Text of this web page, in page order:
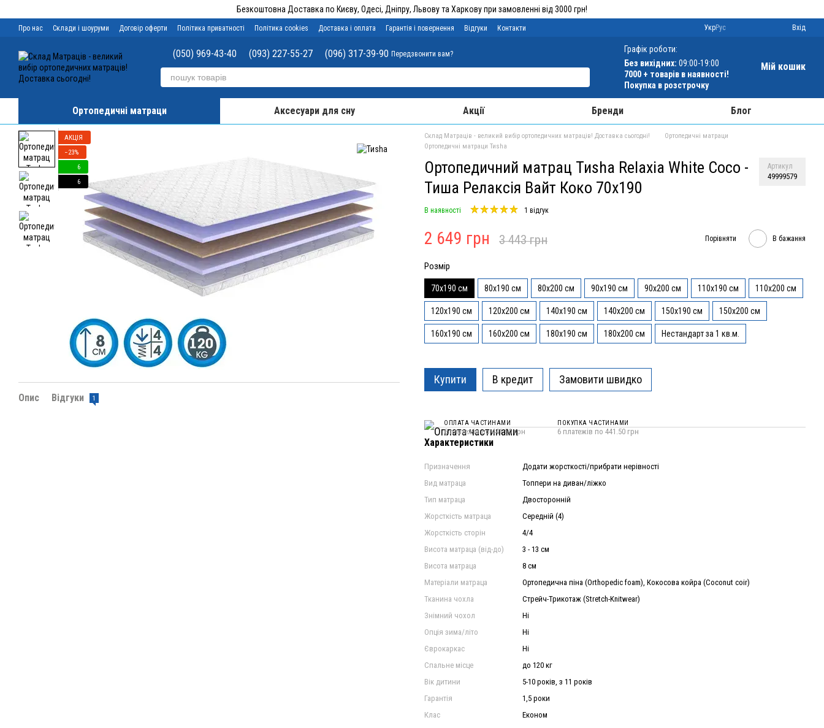
Безкоштовна Доставка по Києву, Одесі, Дніпру, Львову та Харкову при замовленні від 3000 грн!
Про нас Склади і шоуруми Договір оферти Політика приватності Політика cookies Доставка і оплата Гарантія і повернення Відгуки Контакти УкрРус Вхід
(050) 969-43-40 (093) 227-55-27 (096) 317-39-90 Передзвонити вам?
Графік роботи:
Без вихідних: 09:00-19:00
7000 + товарів в наявності!
Покупка в розстрочку
Мій кошик
Ортопедичні матраци Аксесуари для сну Акції Бренди Блог
АКЦІЯ
−23%
6
6
Опис Відгуки 1
Склад Матраців - великий вибір ортопедичних матраців! Доставка сьогодні!
Ортопедичні матраци
Ортопедичні матраци Тиshа
Ортопедичний матрац Тиshа Relaxia White Coco -
Тиша Релаксія Вайт Коко 70x190
Артикул
49999579
В наявності 1 відгук
2 649 грн 3 443 грн Порівняти В бажання
Розмір
70x190 см 80x190 см 80x200 см 90x190 см 90x200 см 110x190 см 110х200 см
120x190 см 120x200 см 140x190 см 140x200 см 150x190 см 150x200 см
160x190 см 160x200 см 180x190 см 180x200 см Нестандарт за 1 кв.м.
Купити В кредит Замовити швидко
ОПЛАТА ЧАСТИНАМИ
6 платежів по 441.50 грн
ПОКУПКА ЧАСТИНАМИ
6 платежів по 441.50 грн
Характеристики
Призначення
Додати жорсткості/прибрати нерівності
Вид матраца
Топпери на диван/ліжко
Тип матраца
Двосторонній
Жорсткість матраца
Середній (4)
Жорсткість сторін
4/4
Висота матраца (від-до)
3 - 13 см
Висота матраца
8 см
Матеріали матраца
Ортопедична піна (Orthopedic foam), Кокосова койра (Coconut coir)
Тканина чохла
Стрейч-Трикотаж (Stretch-Knitwear)
Знімний чохол
Ні
Опція зима/літо
Ні
Єврокаркас
Ні
Спальне місце
до 120 кг
Вік дитини
5-10 років, з 11 років
Гарантія
1,5 роки
Клас
Економ